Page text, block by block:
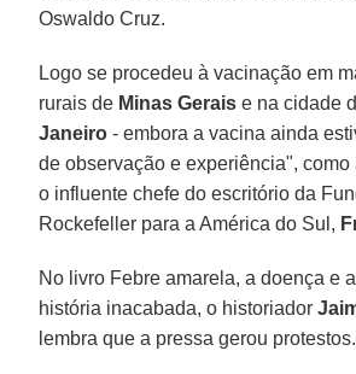
Oswaldo Cruz.
Logo se procedeu à vacinação em
rurais de Minas Gerais e na cidade
Janeiro - embora a vacina ainda
de observação e experiência", como
o influente chefe do escritório da
Rockefeller para a América do Sul,
No livro Febre amarela, a doença e
história inacabada, o historiador
lembra que a pressa gerou protestos.